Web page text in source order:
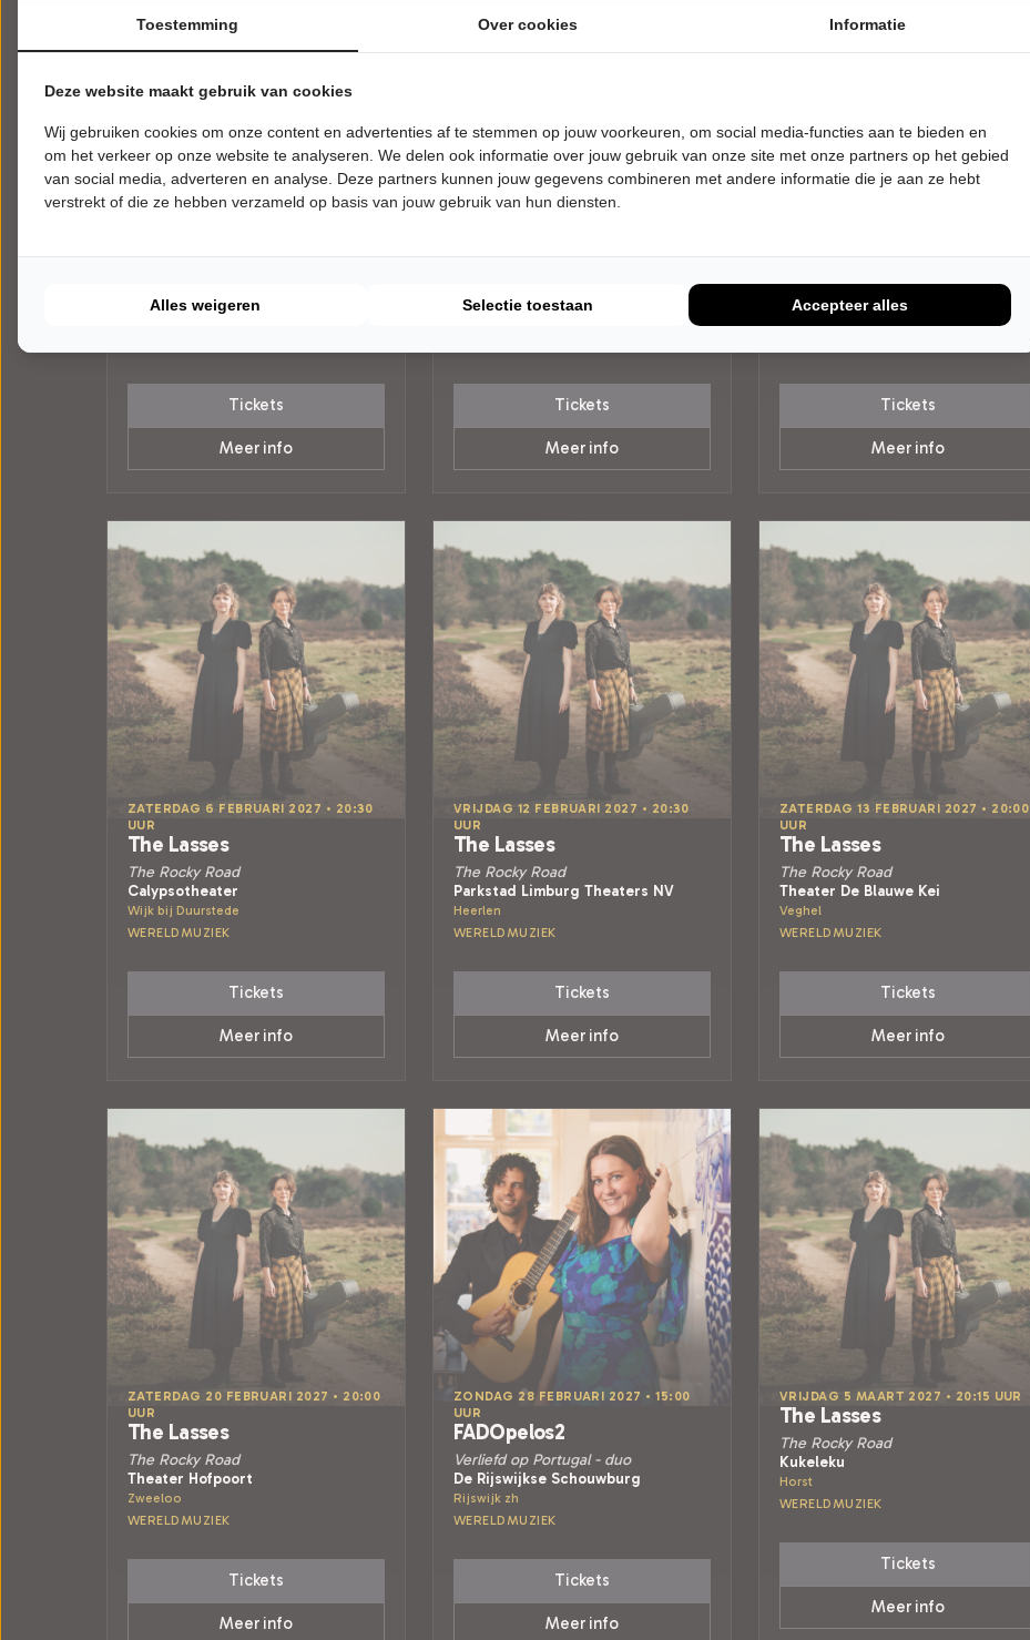
The Lasses
Theater Aan de Slinger
Tickets
Meer info
FADOpelos2
Culturele Stichting Niedorp
Tickets
Meer info
The Lasses
A Celtic Winter
Theaterkerk Hemels
Twisk
Tickets
Meer info
ZATERDAG 6 FEBRUARI 2027 • 20:30
UUR
The Lasses
The Rocky Road
Calypsotheater
Wijk bij Duurstede
WERELDMUZIEK
Tickets
Meer info
VRIJDAG 12 FEBRUARI 2027 • 20:30
UUR
The Lasses
The Rocky Road
Parkstad Limburg Theaters NV
Heerlen
WERELDMUZIEK
Tickets
Meer info
ZATERDAG 13 FEBRUARI 2027 • 20:00
UUR
The Lasses
The Rocky Road
Theater De Blauwe Kei
Veghel
WERELDMUZIEK
Tickets
Meer info
ZATERDAG 20 FEBRUARI 2027 • 20:00
UUR
The Lasses
The Rocky Road
Theater Hofpoort
Zweeloo
WERELDMUZIEK
Tickets
Meer info
ZONDAG 28 FEBRUARI 2027 • 15:00
UUR
FADOpelos2
Verliefd op Portugal - duo
De Rijswijkse Schouwburg
Rijswijk zh
WERELDMUZIEK
Tickets
Meer info
VRIJDAG 5 MAART 2027 • 20:15 UUR
The Lasses
The Rocky Road
Kukeleku
Horst
WERELDMUZIEK
Tickets
Meer info
Toestemming Over cookies Informatie
Deze website maakt gebruik van cookies
Wij gebruiken cookies om onze content en advertenties af te stemmen op jouw voorkeuren, om social media-functies aan te bieden en
om het verkeer op onze website te analyseren. We delen ook informatie over jouw gebruik van onze site met onze partners op het gebied
van social media, adverteren en analyse. Deze partners kunnen jouw gegevens combineren met andere informatie die je aan ze hebt
verstrekt of die ze hebben verzameld op basis van jouw gebruik van hun diensten.
Alles weigeren Selectie toestaan Accepteer alles